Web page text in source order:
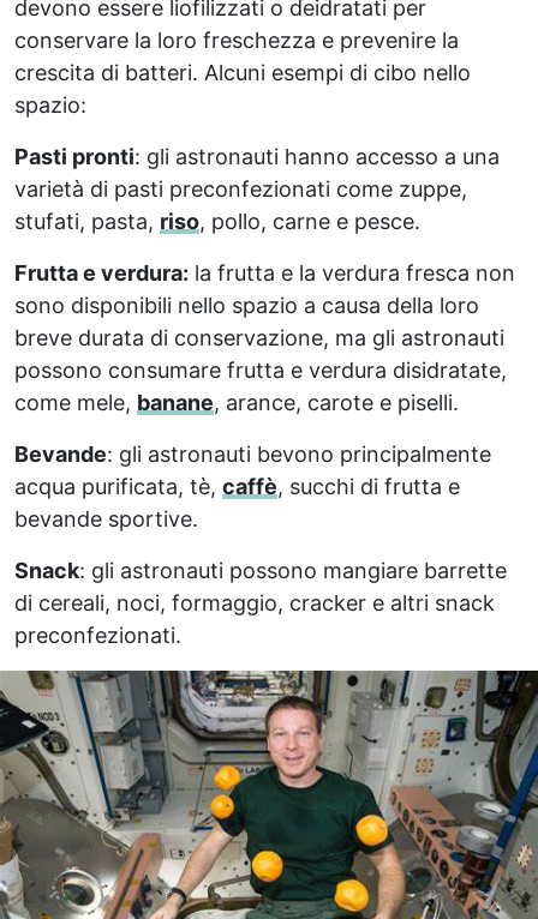
devono essere liofilizzati o deidratati per
conservare la loro freschezza e prevenire la
crescita di batteri. Alcuni esempi di cibo nello
spazio:
Pasti pronti: gli astronauti hanno accesso a una
varietà di pasti preconfezionati come zuppe,
stufati, pasta, riso, pollo, carne e pesce.
Frutta e verdura: la frutta e la verdura fresca non
sono disponibili nello spazio a causa della loro
breve durata di conservazione, ma gli astronauti
possono consumare frutta e verdura disidratate,
come mele, banane, arance, carote e piselli.
Bevande: gli astronauti bevono principalmente
acqua purificata, tè, caffè, succhi di frutta e
bevande sportive.
Snack: gli astronauti possono mangiare barrette
di cereali, noci, formaggio, cracker e altri snack
preconfezionati.